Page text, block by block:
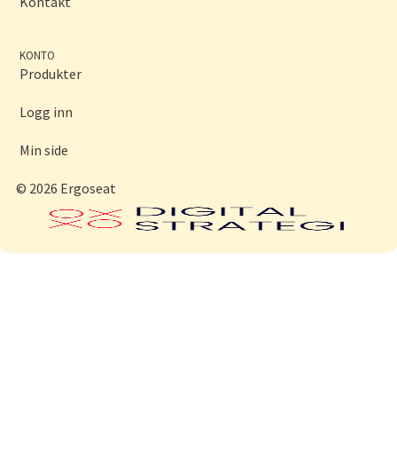
KONTO
Produkter
Logg inn
Min side
© 2026 Ergoseat